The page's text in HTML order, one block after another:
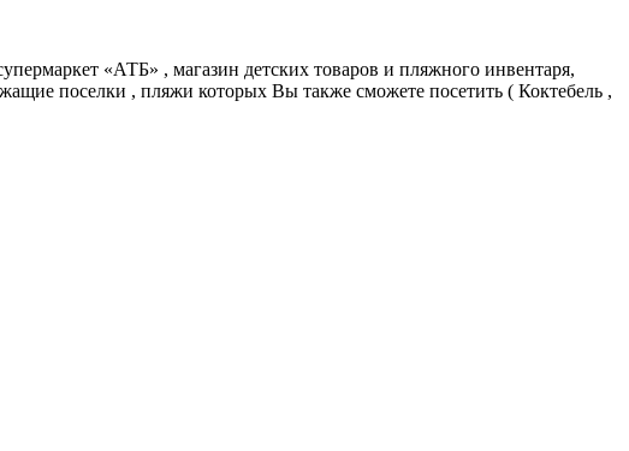
«АТБ» , магазин детских товаров и пляжного инвентаря,
поселки , пляжи которых Вы также сможете посетить ( Коктебель ,